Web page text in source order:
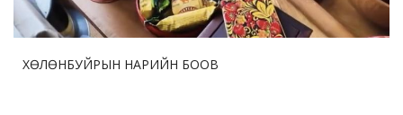
2026-07-30 17:47:28 53
Дөрөө жийж урагшилсан “ Шинэхэн хундагат ” хөл
ХӨЛӨНБУЙРЫН НАРИЙН БООВ